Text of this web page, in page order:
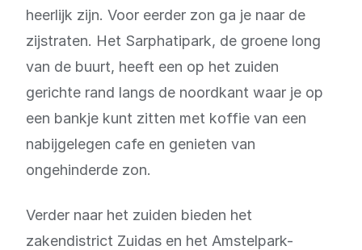
heerlijk zijn. Voor eerder zon ga je naar de
zijstraten. Het Sarphatipark, de groene long
van de buurt, heeft een op het zuiden
gerichte rand langs de noordkant waar je op
een bankje kunt zitten met koffie van een
nabijgelegen cafe en genieten van
ongehinderde zon.
Verder naar het zuiden bieden het
zakendistrict Zuidas en het Amstelpark-